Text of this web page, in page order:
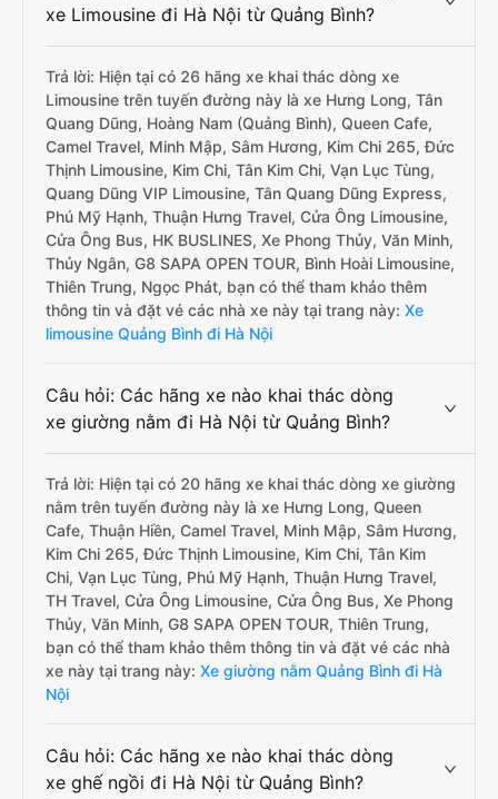
xe Limousine đi Hà Nội từ Quảng Bình?
Trả lời: Hiện tại có 26 hãng xe khai thác dòng xe
Limousine trên tuyến đường này là xe Hưng Long, Tân
Quang Dũng, Hoàng Nam (Quảng Bình), Queen Cafe,
Camel Travel, Minh Mập, Sâm Hương, Kim Chi 265, Đức
Thịnh Limousine, Kim Chi, Tân Kim Chi, Vạn Lục Tùng,
Quang Dũng VIP Limousine, Tân Quang Dũng Express,
Phú Mỹ Hạnh, Thuận Hưng Travel, Cửa Ông Limousine,
Cửa Ông Bus, HK BUSLINES, Xe Phong Thủy, Văn Minh,
Thủy Ngân, G8 SAPA OPEN TOUR, Bình Hoài Limousine,
Thiên Trung, Ngọc Phát, bạn có thể tham khảo thêm
thông tin và đặt vé các nhà xe này tại trang này: Xe
limousine Quảng Bình đi Hà Nội
Câu hỏi: Các hãng xe nào khai thác dòng
xe giường nằm đi Hà Nội từ Quảng Bình?
Trả lời: Hiện tại có 20 hãng xe khai thác dòng xe giường
nằm trên tuyến đường này là xe Hưng Long, Queen
Cafe, Thuận Hiền, Camel Travel, Minh Mập, Sâm Hương,
Kim Chi 265, Đức Thịnh Limousine, Kim Chi, Tân Kim
Chi, Vạn Lục Tùng, Phú Mỹ Hạnh, Thuận Hưng Travel,
TH Travel, Cửa Ông Limousine, Cửa Ông Bus, Xe Phong
Thủy, Văn Minh, G8 SAPA OPEN TOUR, Thiên Trung,
bạn có thể tham khảo thêm thông tin và đặt vé các nhà
xe này tại trang này: Xe giường nằm Quảng Bình đi Hà
Nội
Câu hỏi: Các hãng xe nào khai thác dòng
xe ghế ngồi đi Hà Nội từ Quảng Bình?